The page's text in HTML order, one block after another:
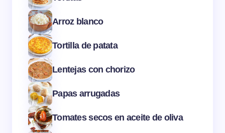
Arroz blanco
Tortilla de patata
Lentejas con chorizo
Papas arrugadas
Tomates secos en aceite de oliva